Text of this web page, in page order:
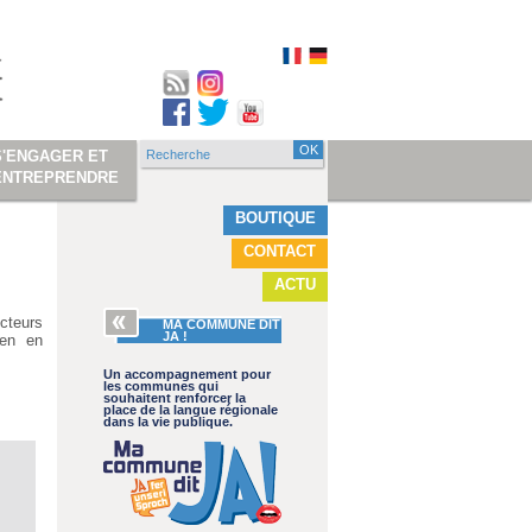
BOUTIQUE
CONTACT
ACTU
MA COMMUNE DIT
JA !
Un accompagnement pour
les communes qui
souhaitent renforcer la
place de la langue régionale
dans la vie publique.
en
ET
Formulaire de
Recherche